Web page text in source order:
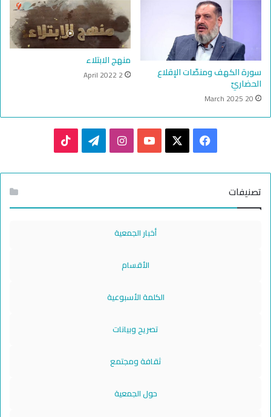
سورة الكهف ومنصّات الإقلاع
الحضاريّ
20 March 2025
منهج الابتلاء
2 April 2022
Facebook
YouTube
Instagram
Telegram
تصنيفات
أخبار الجمعية
الأقسام
الكلمة الأسبوعية
تصريح وبيانات
ثقافة ومجتمع
حول الجمعية